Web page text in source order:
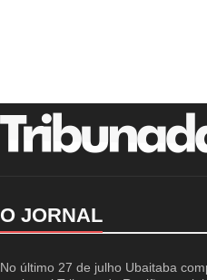
O JORNAL
No último 27 de julho Ubaitaba